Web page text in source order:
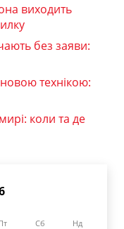
виходить
без заяви:
технікою:
коли та де
Сб Нд